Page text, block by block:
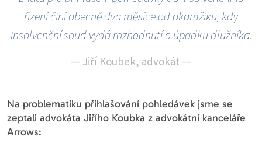
řízení činí obecně dva měsíce od okamžiku, kdy
insolvenční soud vydá rozhodnutí o úpadku dlužníka.
— Jiří Koubek, advokát —
Na problematiku přihlašování pohledávek jsme se
zeptali advokáta Jiřího Koubka z advokátní kanceláře
Arrows: